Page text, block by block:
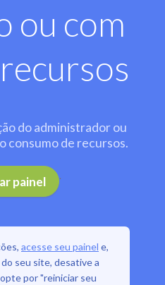
ou com
do administrador ou
consumo de recursos.
painel .
acesse seu painel e,
seu site, desative a
por "reiniciar seu